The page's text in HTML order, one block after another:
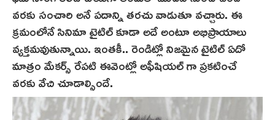
వరకు సంచారి అనే పదాన్ని తరచు వాడుతూ వచ్చారు. ఈ
క్రమంలోనే సినిమా టైటిల్ కూడా అదే అంటూ అభిప్రాయాలు
వ్యక్తమవుతున్నాయి. ఇంతకీ.. రెండిట్లో నిజమైన టైటిల్ ఏదో
మాత్రం మేకర్స్ రేపటి ఈవెంట్లో అఫీషియల్ గా ప్రకటించే
వరకు వేచి చూడాల్సిందే.